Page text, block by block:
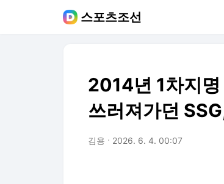
스포츠조선
2014년 1차지
쓰러져가던
김용 2026. 6. 4. 00:07